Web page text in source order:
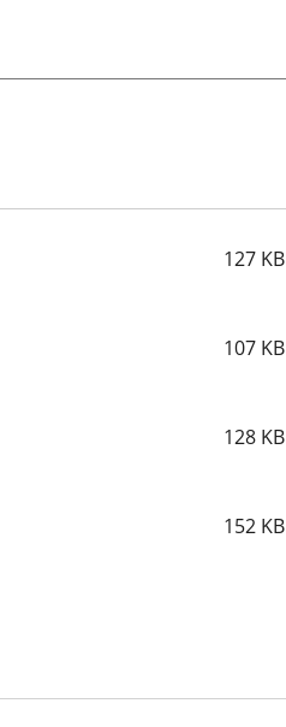
127 KB
107 KB
128 KB
152 KB